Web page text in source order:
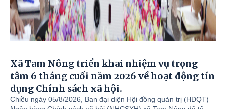
Xã Tam Nông triển khai nhiệm vụ trọng
tâm 6 tháng cuối năm 2026 về hoạt động tín
dụng Chính sách xã hội.
Chiều ngày 05/8/2026, Ban đại diện Hội đồng quản trị (HĐQT)